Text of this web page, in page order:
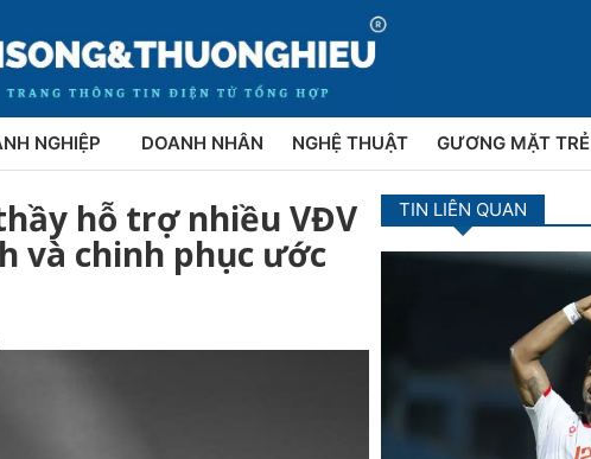
NGHIỆP DOANH NHÂN NGHỆ THUẬT GƯƠNG MẶT TRẺ
hỗ trợ nhiều VĐV
và chinh phục ước
TIN LIÊN QUAN